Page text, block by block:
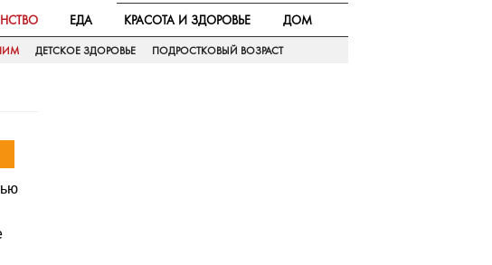
ЕДА КРАСОТА И ЗДОРОВЬЕ ДОМ
ДЕТСКОЕ ЗДОРОВЬЕ ПОДРОСТКОВЫЙ ВОЗРАСТ